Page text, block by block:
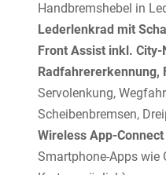
Handbremshebel in
Lederlenkrad mit
Front Assist inkl.
Radfahrererkennung,
Servolenkung,
Scheibenbremsen,
Wireless App-Connect
Smartphone-Apps wie